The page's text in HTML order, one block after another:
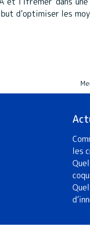
but d’optimiser les
les